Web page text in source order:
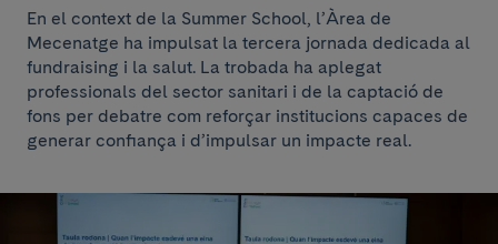
En el context de la Summer School, l’Àrea de
Mecenatge ha impulsat la tercera jornada dedicada al
fundraising i la salut. La trobada ha aplegat
professionals del sector sanitari i de la captació de
fons per debatre com reforçar institucions capaces de
generar confiança i d’impulsar un impacte real.